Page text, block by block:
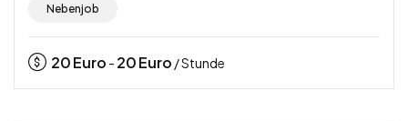
Nebenjob
20Euro - 20Euro / Stunde